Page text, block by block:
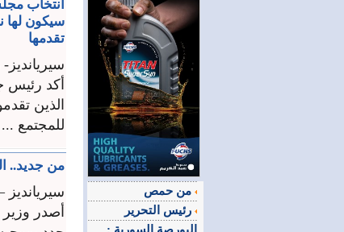
انتخاب
سيكون لها
تقدمها
أكد رئيس
الذين
للمجتمع ...
من جديد..
أصدر
البورصة السورية :